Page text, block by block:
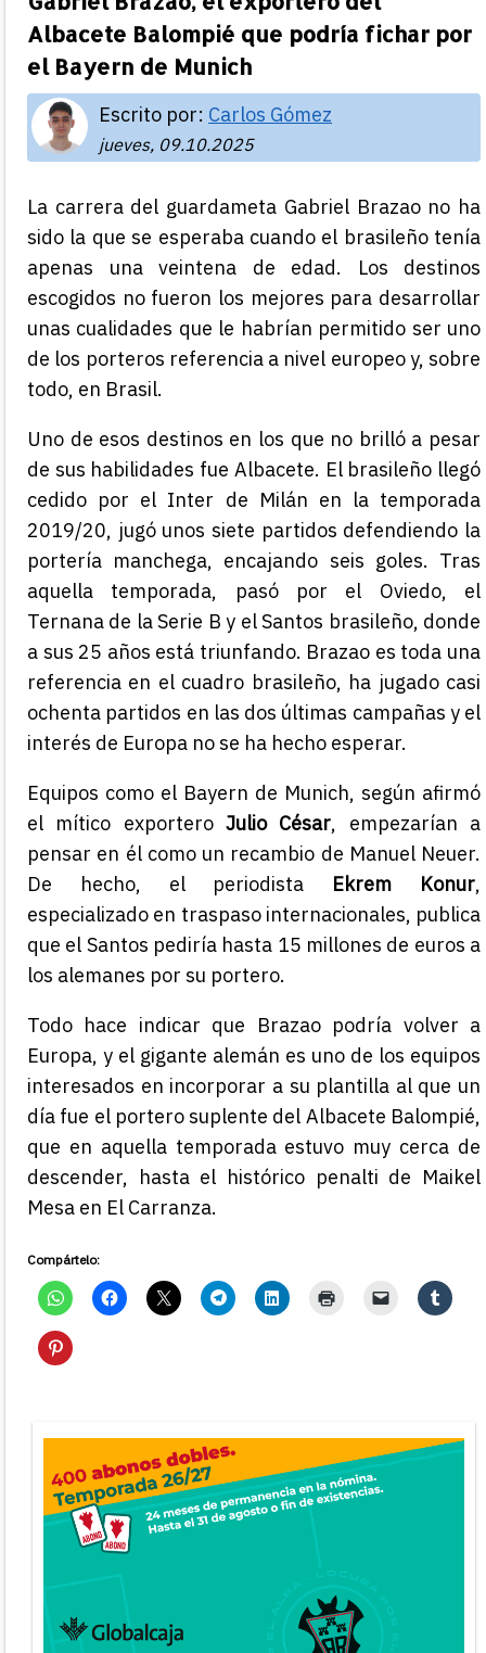
Albacete Balompié que podría fichar por
el Bayern de Munich
Escrito por: Carlos Gómez
jueves, 09.10.2025
La carrera del guardameta Gabriel Brazao no ha
sido la que se esperaba cuando el brasileño tenía
apenas una veintena de edad. Los destinos
escogidos no fueron los mejores para desarrollar
unas cualidades que le habrían permitido ser uno
de los porteros referencia a nivel europeo y, sobre
todo, en Brasil.
Uno de esos destinos en los que no brilló a pesar
de sus habilidades fue Albacete. El brasileño llegó
cedido por el Inter de Milán en la temporada
2019/20, jugó unos siete partidos defendiendo la
portería manchega, encajando seis goles. Tras
aquella temporada, pasó por el Oviedo, el
Ternana de la Serie B y el Santos brasileño, donde
a sus 25 años está triunfando. Brazao es toda una
referencia en el cuadro brasileño, ha jugado casi
ochenta partidos en las dos últimas campañas y el
interés de Europa no se ha hecho esperar.
Equipos como el Bayern de Munich, según afirmó
el mítico exportero Julio César, empezarían a
pensar en él como un recambio de Manuel Neuer.
De hecho, el periodista Ekrem Konur,
especializado en traspaso internacionales, publica
que el Santos pediría hasta 15 millones de euros a
los alemanes por su portero.
Todo hace indicar que Brazao podría volver a
Europa, y el gigante alemán es uno de los equipos
interesados en incorporar a su plantilla al que un
día fue el portero suplente del Albacete Balompié,
que en aquella temporada estuvo muy cerca de
descender, hasta el histórico penalti de Maikel
Mesa en El Carranza.
Compártelo: